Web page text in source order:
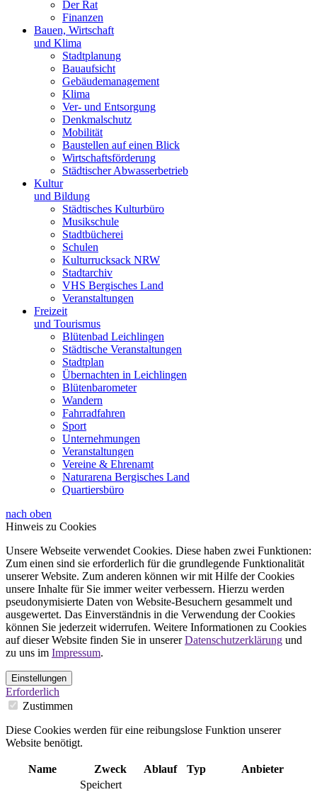
Der Rat
Finanzen
Bauen, Wirtschaft
und Klima
Stadtplanung
Bauaufsicht
Gebäudemanagement
Klima
Ver- und Entsorgung
Denkmalschutz
Mobilität
Baustellen auf einen Blick
Wirtschaftsförderung
Städtischer Abwasserbetrieb
Kultur
und Bildung
Städtisches Kulturbüro
Musikschule
Stadtbücherei
Schulen
Kulturrucksack NRW
Stadtarchiv
VHS Bergisches Land
Veranstaltungen
Freizeit
und Tourismus
Blütenbad Leichlingen
Städtische Veranstaltungen
Stadtplan
Übernachten in Leichlingen
Blütenbarometer
Wandern
Fahrradfahren
Sport
Unternehmungen
Veranstaltungen
Vereine & Ehrenamt
Naturarena Bergisches Land
Quartiersbüro
nach oben
Hinweis zu Cookies
Unsere Webseite verwendet Cookies. Diese haben zwei Funktionen:
Zum einen sind sie erforderlich für die grundlegende Funktionalität
unserer Website. Zum anderen können wir mit Hilfe der Cookies
unsere Inhalte für Sie immer weiter verbessern. Hierzu werden
pseudonymisierte Daten von Website-Besuchern gesammelt und
ausgewertet. Das Einverständnis in die Verwendung der Cookies
können Sie jederzeit widerrufen. Weitere Informationen zu Cookies
auf dieser Website finden Sie in unsererDatenschutzerklärung und
zu uns im Impressum.
Einstellungen
Erforderlich
Zustimmen
Diese Cookies werden für eine reibungslose Funktion unserer
Website benötigt.
Name Zweck Ablauf Typ
Anbieter
Speichert